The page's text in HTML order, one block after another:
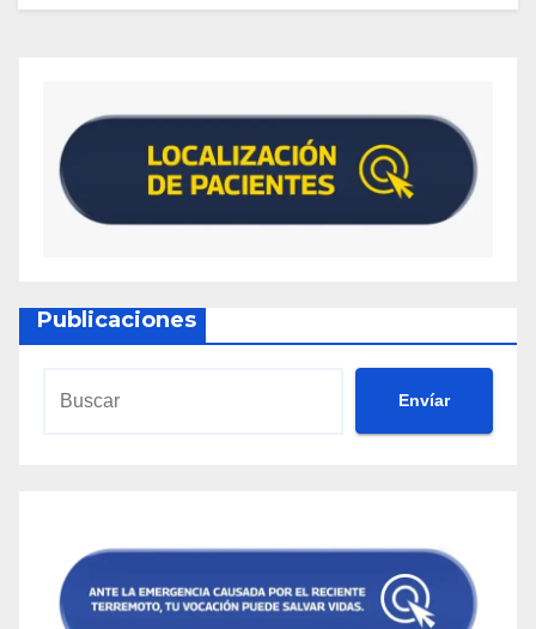
Publicaciones
Envíar